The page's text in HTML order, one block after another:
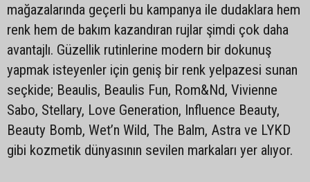
mağazalarında geçerli bu kampanya ile dudaklara hem
renk hem de bakım kazandıran rujlar şimdi çok daha
avantajlı. Güzellik rutinlerine modern bir dokunuş
yapmak isteyenler için geniş bir renk yelpazesi sunan
seçkide; Beaulis, Beaulis Fun, Rom&Nd, Vivienne
Sabo, Stellary, Love Generation, Influence Beauty,
Beauty Bomb, Wet’n Wild, The Balm, Astra ve LYKD
gibi kozmetik dünyasının sevilen markaları yer alıyor.